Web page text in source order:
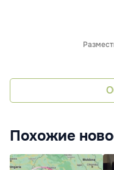
Похожие